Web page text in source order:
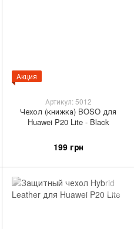
Акция
Артикул: 5012
Чехол (книжка) BOSO для
Huawei P20 Lite - Black
199 грн